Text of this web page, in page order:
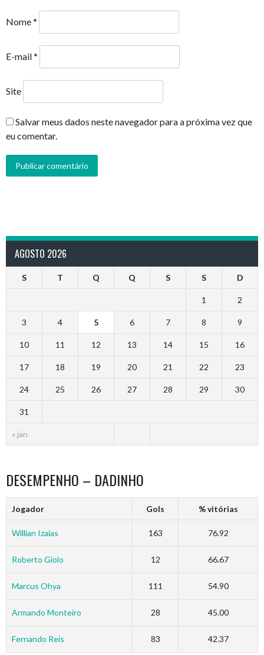
Nome*
E-mail*
Site
Salvar meus dados neste navegador para a próxima vez que
eu comentar.
AGOSTO 2026
S T Q Q S S D
« jan
1 2
3 4 5 6 7 8 9
10 11 12 13 14 15 16
17 18 19 20 21 22 23
24 25 26 27 28 29 30
31
DESEMPENHO – DADINHO
Jogador Gols % vitórias
Willian Izaias 163 76.92
Roberto Giolo 12 66.67
Marcus Ohya 111 54.90
Armando Monteiro 28 45.00
Fernando Reis 83 42.37